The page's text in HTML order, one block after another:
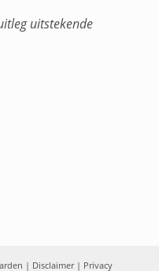
uitstekende
| Disclaimer | Privacy